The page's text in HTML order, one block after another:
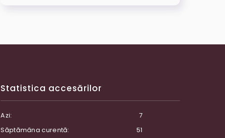
Statistica accesărilor
Azi:
7
Săptămâna curentă:
51